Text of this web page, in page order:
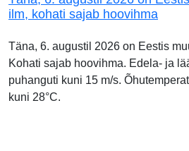
ilm, kohati sajab hoovihma
Täna, 6. augustil 2026 on Eestis
Kohati sajab hoovihma. Edela- ja
puhanguti kuni 15 m/s.
kuni 28°C.